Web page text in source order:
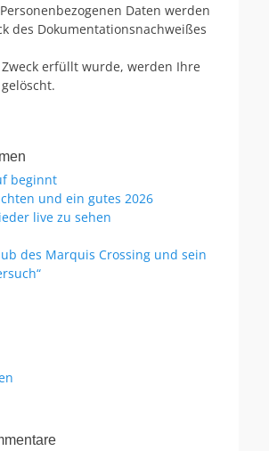
Daten werden
des Dokumentationsnachweißes
erfüllt wurde, werden Ihre
beginnt
und ein gutes 2026
live zu sehen
des Marquis Crossing und sein